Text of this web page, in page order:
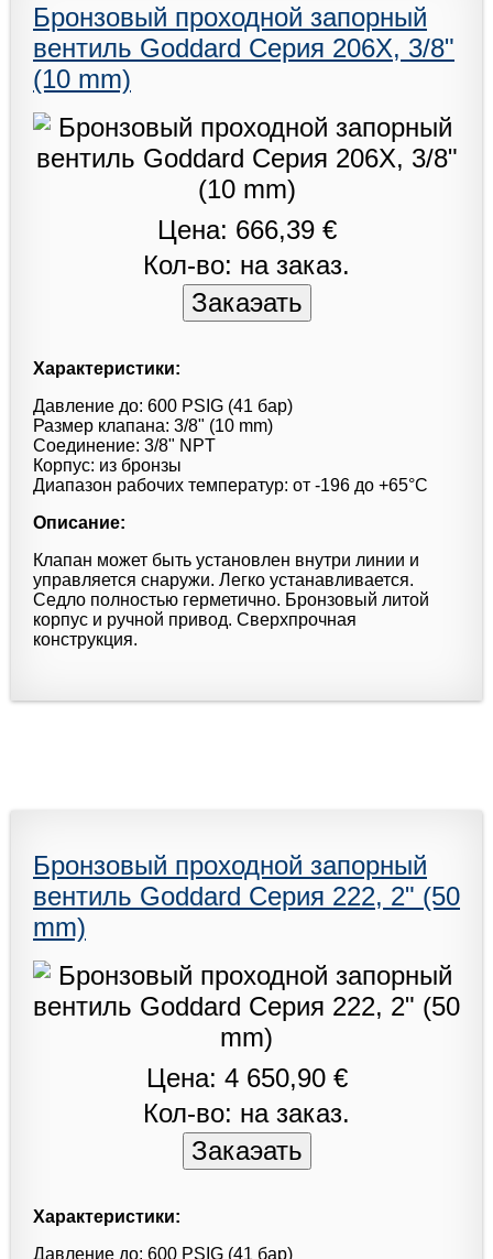
Бронзовый проходной запорный
вентиль Goddard Серия 206X, 3/8"
(10 mm)
Цена: 666,39 €
Кол-во: на заказ.
Характеристики:
Давление до: 600 PSIG (41 бар)
Размер клапана: 3/8" (10 mm)
Соединение: 3/8" NPT
Корпус: из бронзы
Диапазон рабочих температур: от -196 до +65°С
Описание:
Клапан может быть установлен внутри линии и
управляется снаружи. Легко устанавливается.
Седло полностью герметично. Бронзовый литой
корпус и ручной привод. Сверхпрочная
конструкция.
Бронзовый проходной запорный
вентиль Goddard Серия 222, 2" (50
mm)
Цена: 4 650,90 €
Кол-во: на заказ.
Характеристики:
Давление до: 600 PSIG (41 бар)